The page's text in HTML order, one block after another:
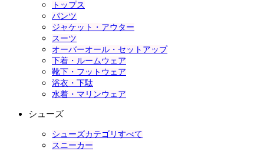
トップス
パンツ
ジャケット・アウター
スーツ
オーバーオール・セットアップ
下着・ルームウェア
靴下・フットウェア
浴衣・下駄
水着・マリンウェア
シューズ
シューズカテゴリすべて
スニーカー